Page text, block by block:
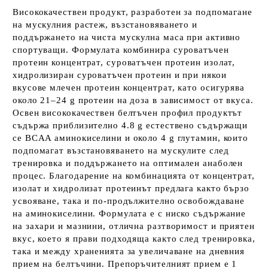
Висококачествен продукт, разработен за подпомагане
на мускулния растеж, възстановяването и
поддържането на чиста мускулна маса при активно
спортуващи. Формулата комбинира суроватъчен
протеин концентрат, суроватъчен протеин изолат,
хидролизиран суроватъчен протеин и при някои
вкусове млечен протеин концентрат, като осигурява
около 21–24 g протеин на доза в зависимост от вкуса.
Освен висококачествен белтъчен профил продуктът
съдържа приблизително 4.8 g естествено съдържащи
се BCAA аминокиселини и около 4 g глутамин, които
подпомагат възстановяването на мускулите след
тренировка и поддържането на оптимален анаболен
процес. Благодарение на комбинацията от концентрат,
изолат и хидролизат протеинът предлага както бързо
усвояване, така и по-продължително освобождаване
на аминокиселини. Формулата е с ниско съдържание
на захари и мазнини, отлична разтворимост и приятен
вкус, което я прави подходяща както след тренировка,
така и между храненията за увеличаване на дневния
прием на белтъчини. Препоръчителният прием е 1